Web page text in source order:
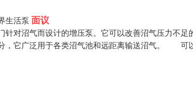
生活泵 面议
沼气而设计的增压泵。它可以改善沼气压力不足
，它广泛用于各类沼气池和远距离输送沼气。 可